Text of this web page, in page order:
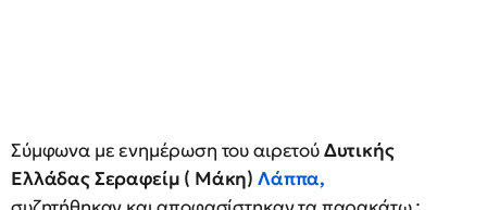
Σύμφωνα με ενημέρωση του αιρετούΔυτικής
Ελλάδας Σεραφείμ ( Μάκη) Λάππα,